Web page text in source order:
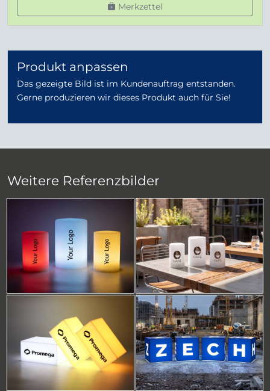
Merkzettel
Produkt anpassen
Das gezeigte Bild ist im Kundenauftrag entstanden.
Gerne produzieren wir dieses Produkt auch für Sie!
Weitere Referenzbilder